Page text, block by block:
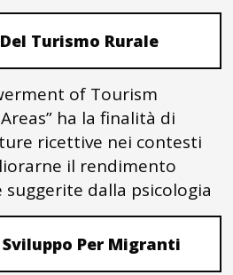
Turismo Rurale
of Tourism
ha la finalità di
ricettive nei contesti
il rendimento
dalla psicologia
Sviluppo Per Migranti